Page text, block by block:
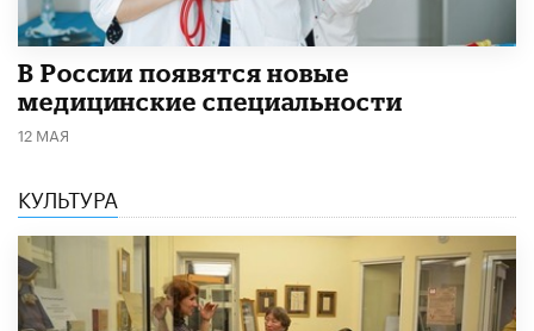
В России появятся новые
медицинские специальности
12 МАЯ
КУЛЬТУРА